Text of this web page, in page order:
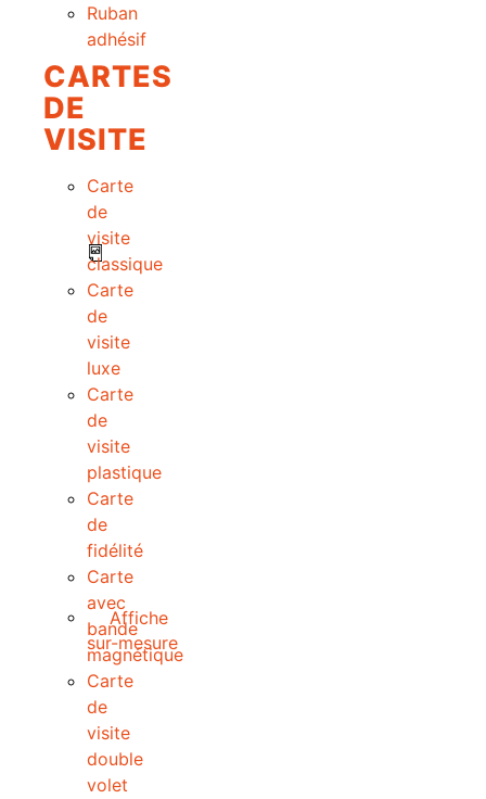
Affiche
sur-mesure
Ruban
adhésif
CARTES
DE
VISITE
Carte
de
visite
classique
Carte
de
visite
luxe
Carte
de
visite
plastique
Carte
de
fidélité
Carte
avec
bande
magnétique
Carte
de
visite
double
volet